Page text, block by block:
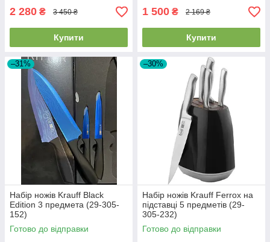
2 280 ₴ 3 450 ₴
Купити
1 500 ₴ 2 169 ₴
Купити
–31%
Набір ножів Krauff Black
Edition 3 предмета (29-305-
152)
Готово до відправки
–30%
Набір ножів Krauff Ferrox на
підставці 5 предметів (29-
305-232)
Готово до відправки